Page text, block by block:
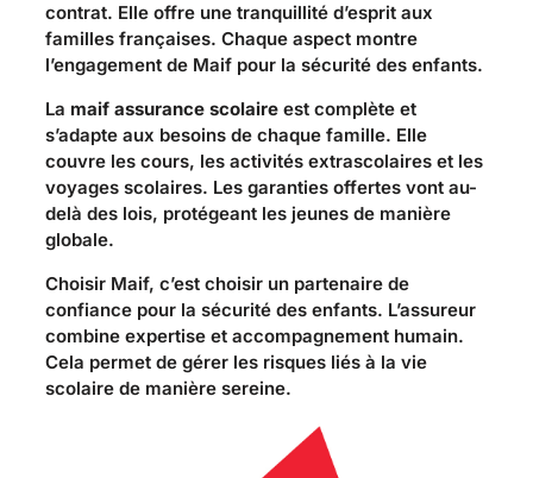
contrat. Elle offre une tranquillité d’esprit aux
familles françaises. Chaque aspect montre
l’engagement de Maif pour la sécurité des enfants.
La maif assurance scolaire est complète et
s’adapte aux besoins de chaque famille. Elle
couvre les cours, les activités extrascolaires et les
voyages scolaires. Les garanties offertes vont au-
delà des lois, protégeant les jeunes de manière
globale.
Choisir Maif, c’est choisir un partenaire de
confiance pour la sécurité des enfants. L’assureur
combine expertise et accompagnement humain.
Cela permet de gérer les risques liés à la vie
scolaire de manière sereine.